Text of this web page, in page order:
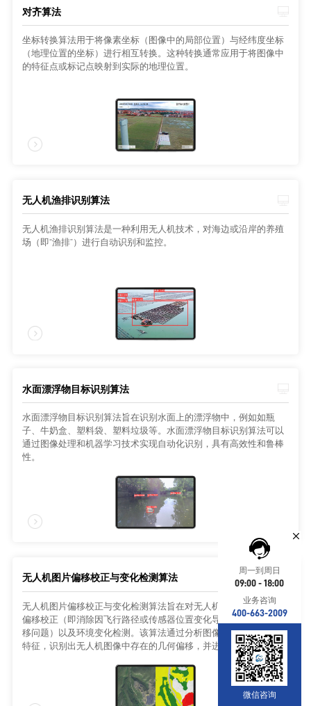
对齐算法
坐标转换算法用于将像素坐标（图像中的局部位置）与经纬度坐标
（地理位置的坐标）进行相互转换。这种转换通常应用于将图像中
的特征点或标记点映射到实际的地理位置。
无人机渔排识别算法
无人机渔排识别算法是一种利用无人机技术，对海边或沿岸的养殖
场（即“渔排”）进行自动识别和监控。
水面漂浮物目标识别算法
水面漂浮物目标识别算法旨在识别水面上的漂浮物中，例如如瓶
子、牛奶盒、塑料袋、塑料垃圾等。水面漂浮物目标识别算法可以
通过图像处理和机器学习技术实现自动化识别，具有高效性和鲁棒
性。
无人机图片偏移校正与变化检测算法
无人机图片偏移校正与变化检测算法旨在对无人机拍摄的图像进行
偏移校正（即消除因飞行路径或传感器位置变化导致的地面坐标偏
移问题）以及环境变化检测。该算法通过分析图像中的物体分布和
特征，识别出无人机图像中存在的几何偏移，并进一步监测目标区
周一到周日
09:00 - 18:00
业务咨询
400-663-2009
微信咨询